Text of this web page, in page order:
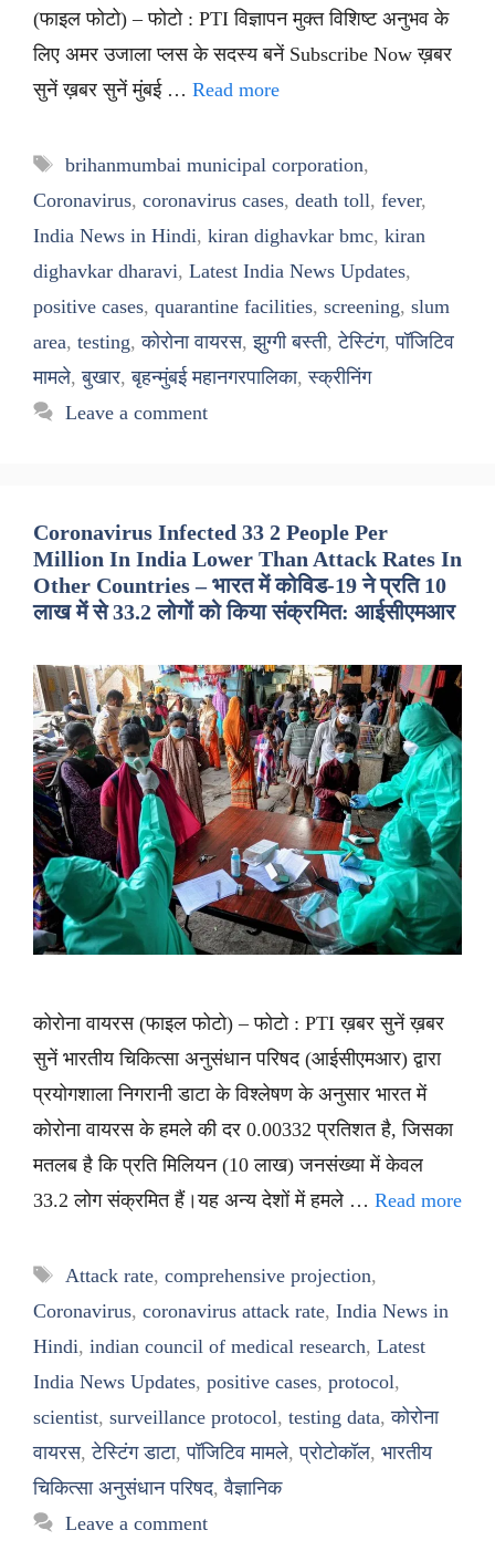
(फाइल फोटो) – फोटो : PTI विज्ञापन मुक्त विशिष्ट अनुभव के
लिए अमर उजाला प्लस के सदस्य बनें Subscribe Now ख़बर
सुनें ख़बर सुनें मुंबई … Read more
Tags
brihanmumbai municipal corporation,
Coronavirus, coronavirus cases, death toll, fever,
India News in Hindi, kiran dighavkar bmc, kiran
dighavkar dharavi, Latest India News Updates,
positive cases, quarantine facilities, screening, slum
area, testing,कोरोना वायरस,झुग्गी बस्ती,टेस्टिंग,पॉजिटिव
मामले,बुखार,बृहन्मुंबई महानगरपालिका,स्क्रीनिंग
Leave a comment
Coronavirus Infected 33 2 People Per
Million In India Lower Than Attack Rates In
Other Countries – भारत में कोविड-19 ने प्रति 10
लाख में से 33.2 लोगों को किया संक्रमित: आईसीएमआर
कोरोना वायरस (फाइल फोटो) – फोटो : PTI ख़बर सुनें ख़बर
सुनें भारतीय चिकित्सा अनुसंधान परिषद (आईसीएमआर) द्वारा
प्रयोगशाला निगरानी डाटा के विश्लेषण के अनुसार भारत में
कोरोना वायरस के हमले की दर 0.00332 प्रतिशत है, जिसका
मतलब है कि प्रति मिलियन (10 लाख) जनसंख्या में केवल
33.2 लोग संक्रमित हैं।यह अन्य देशों में हमले … Read more
Tags
Attack rate, comprehensive projection,
Coronavirus, coronavirus attack rate, India News in
Hindi, indian council of medical research, Latest
India News Updates, positive cases, protocol,
scientist, surveillance protocol, testing data,कोरोना
वायरस,टेस्टिंग डाटा,पॉजिटिव मामले,प्रोटोकॉल, भारतीय
चिकित्सा अनुसंधान परिषद,वैज्ञानिक
Leave a comment